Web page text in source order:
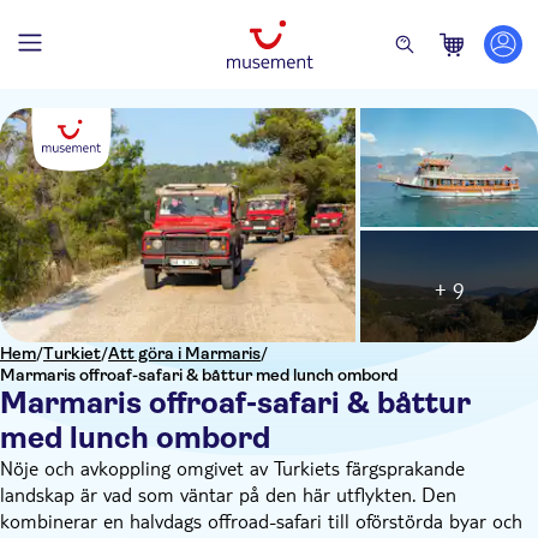
Hem/Turkiet/Att göra i Marmaris/
Marmaris offroaf-safari & båttur med lunch ombord
Marmaris offroaf-safari & båttur
med lunch ombord
+ 9
Nöje och avkoppling omgivet av Turkiets färgsprakande
landskap är vad som väntar på den här utflykten. Den
kombinerar en halvdags offroad-safari till oförstörda byar och